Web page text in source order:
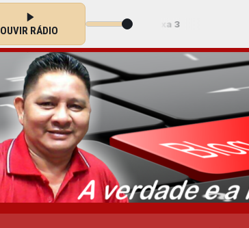
OUVIR RÁDIO
Tocando agora: Faixa 3